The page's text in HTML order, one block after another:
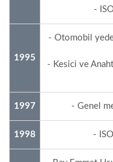
-
1995
- Otomobil
- Kesici ve
1997 - Genel
1998 -